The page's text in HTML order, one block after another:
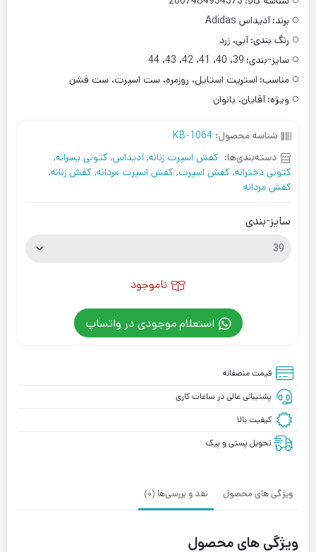
برند: آدیداس Adidas
رنگ بندی: آبی، زرد
سایز-بندی: 39، 40، 41، 42، 43، 44
مناسب: استریت استایل، روزمره، ست اسپرت، ست فشن
ویژه: آقایان، بانوان
شناسه محصول: KB-1064
دسته‌بندی‌ها: کفش اسپرت زنانه,آدیداس, کتونی پسرانه,
کتونی دخترانه, کفش اسپرت, کفش اسپرت مردانه, کفش زنانه,
کفش مردانه
سایز-بندی
ناموجود
استعلام موجودی در واتساپ
قیمت منصفانه
پشتیبانی عالی در ساعات کاری
کیفیت بالا
تحویل پستی و پیک
ویژگی های محصول نقد و بررسی‌ها (0)
ویژگی های محصول